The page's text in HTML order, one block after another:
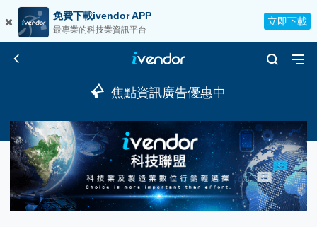
免費下載ivendor APP
最專業的科技業資訊平台
立即下載
焦點資訊廣告優惠中